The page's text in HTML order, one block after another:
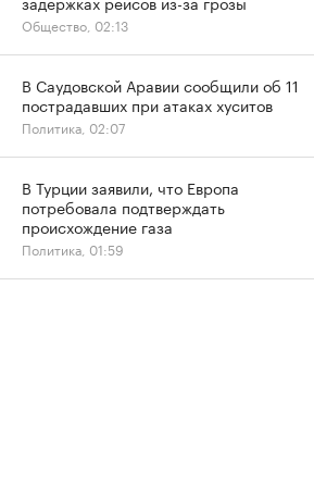
Общество, 02:13
В Саудовской Аравии сообщили об 11
пострадавших при атаках хуситов
Политика, 02:07
В Турции заявили, что Европа
потребовала подтверждать
происхождение газа
Политика, 01:59